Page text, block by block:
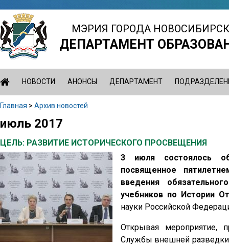
Jump
to
navigation
МЭРИЯ ГОРОДА
ДЕПАРТАМЕНТ
НОВОСТИ АНОНСЫ ДЕПАРТАМЕНТ
Главная > Архив новостей
Back
top
июль 2017
ЦЕЛЬ: РАЗВИТИЕ ИСТОРИЧЕСКОГО ПРОСВЕЩЕНИЯ
3 июля состоялось
посвященное
введения
учебников по Истории
науки Российской
Открывая мероприятие,
Службы внешней